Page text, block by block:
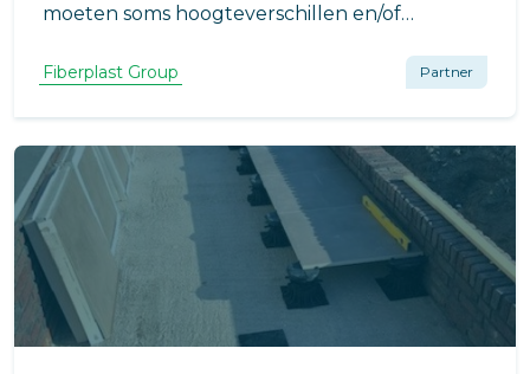
moeten soms hoogteverschillen en/of
diverse slimme oplossingen in het assortiment
Fiberplast Group Partner